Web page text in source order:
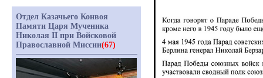
Отдел Казачьего Конвоя
Памяти Царя Мученика
Николая II при Войсковой
Православной Миссии(67)